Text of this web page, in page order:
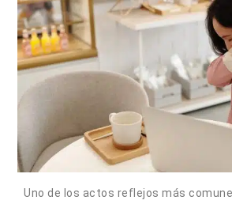
Uno de los actos reflejos más